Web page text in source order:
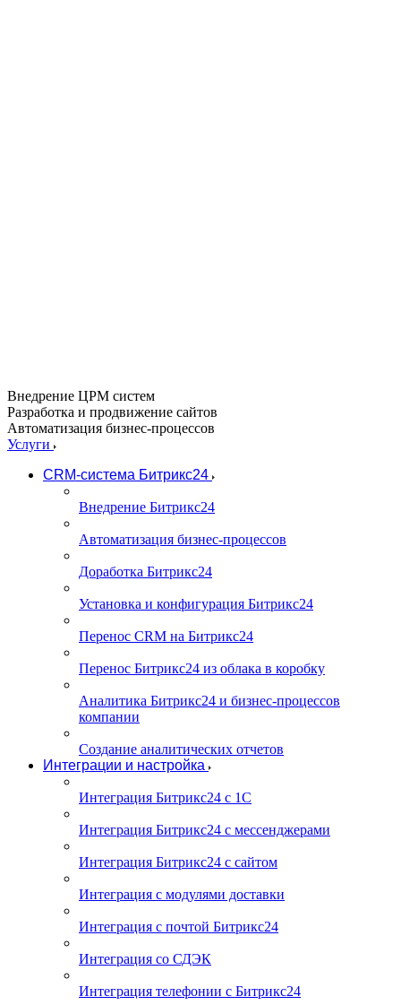
Внедрение ЦРМ систем
Разработка и продвижение сайтов
Автоматизация бизнес-процессов
Услуги
CRM-система Битрикс24
Внедрение Битрикс24
Автоматизация бизнес-процессов
Доработка Битрикс24
Установка и конфигурация Битрикс24
Перенос CRM на Битрикс24
Перенос Битрикс24 из облака в коробку
Аналитика Битрикс24 и бизнес-процессов
компании
Создание аналитических отчетов
Интеграции и настройка
Интеграция Битрикс24 с 1С
Интеграция Битрикс24 с мессенджерами
Интеграция Битрикс24 с сайтом
Интеграция с модулями доставки
Интеграция с почтой Битрикс24
Интеграция со СДЭК
Интеграция телефонии с Битрикс24